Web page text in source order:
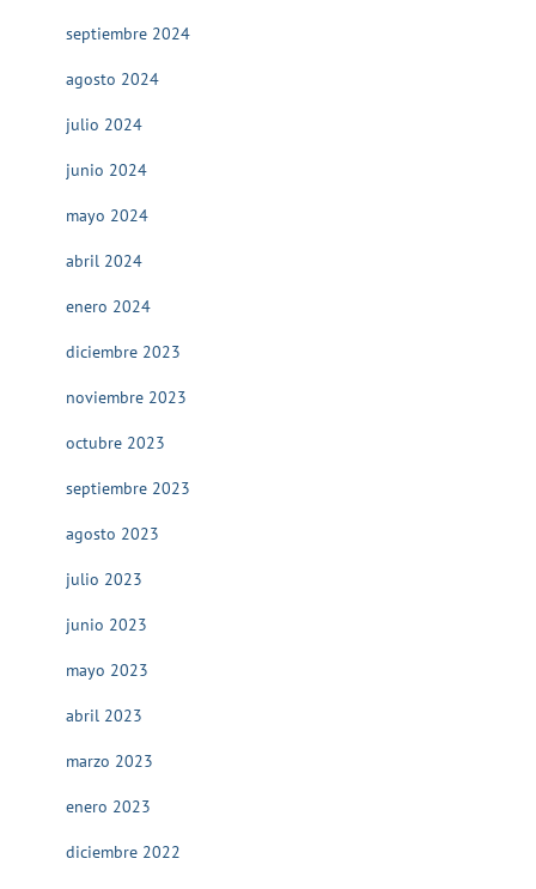
septiembre 2024
agosto 2024
julio 2024
junio 2024
mayo 2024
abril 2024
enero 2024
diciembre 2023
noviembre 2023
octubre 2023
septiembre 2023
agosto 2023
julio 2023
junio 2023
mayo 2023
abril 2023
marzo 2023
enero 2023
diciembre 2022